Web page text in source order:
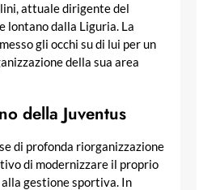
attuale dirigente del
lontano dalla Liguria. La
gli occhi su di lui per un
della sua area
della Juventus
di profonda riorganizzazione
di modernizzare il proprio
gestione sportiva. In